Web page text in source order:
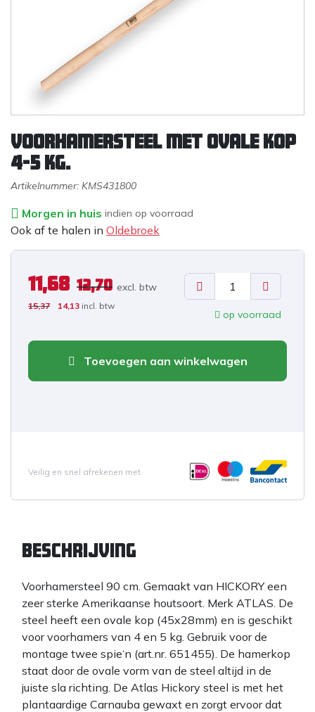
Voorhamersteel met ovale kop
4-5 kg.
Artikelnummer: KMS431800
Morgen in huis indien op voorraad
Ook af te halen in Oldebroek
11,68 12,70 excl. btw
15,37 14,13 incl. btw
op voorraad
Toevoegen aan winkelwagen
Veilig en snel afrekenen met
Beschrijving
Voorhamersteel 90 cm. Gemaakt van HICKORY een
zeer sterke Amerikaanse houtsoort. Merk ATLAS. De
steel heeft een ovale kop (45x28mm) en is geschikt
voor voorhamers van 4 en 5 kg. Gebruik voor de
montage twee spie‘n (art.nr. 651455). De hamerkop
staat door de ovale vorm van de steel altijd in de
juiste sla richting. De Atlas Hickory steel is met het
plantaardige Carnauba gewaxt en zorgt ervoor dat